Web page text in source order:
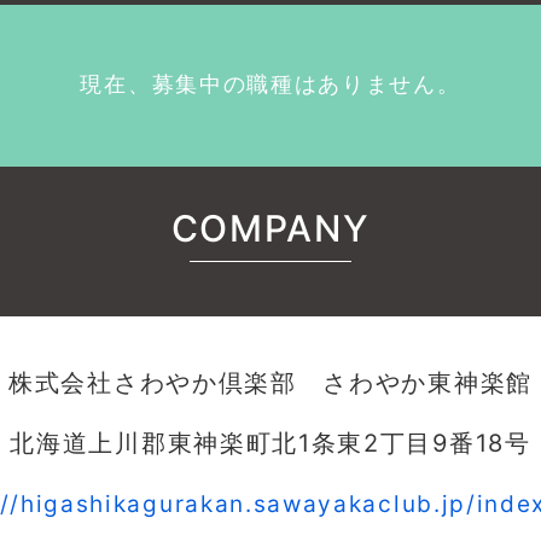
現在、募集中の職種はありません。
COMPANY
株式会社さわやか倶楽部 さわやか東神楽館
北海道上川郡東神楽町北1条東2丁目9番18号
higashikagurakan.sawayakaclub.jp/